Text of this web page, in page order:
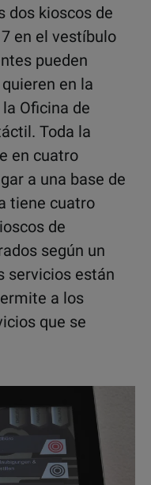
dos kioscos de
en el vestíbulo
pueden
en la
Oficina de
Toda la
en cuatro
a una base de
tiene cuatro
de
según un
servicios están
a los
que se